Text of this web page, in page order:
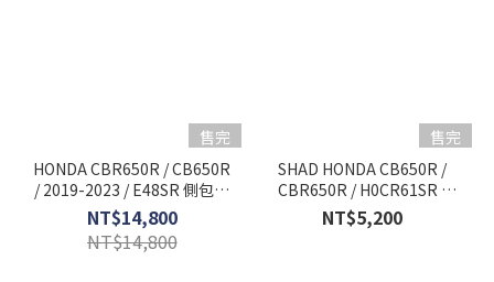
售完
HONDA CBR650R / CB650R
/ 2019-2023 / E48SR 側包組
合 / H0CR61SR
NT$14,800
NT$14,800
售完
SHAD HONDA CB650R /
CBR650R / H0CR61SR /
E48SR側架
NT$5,200